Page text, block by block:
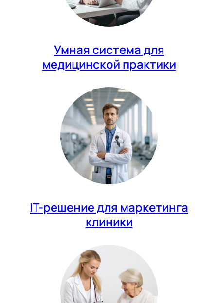
Умная система для
медицинской практики
IT-решение для маркетинга
клиники